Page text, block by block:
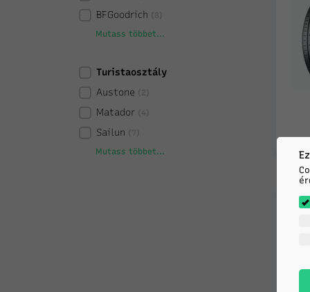
BFGoodrich
Mutass többet...
Turistaosztály
Austone
Matador
Sailun
Mutass többet...